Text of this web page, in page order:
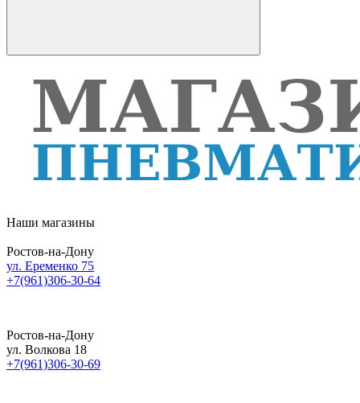
Наши магазины
Ростов-на-Дону
ул. Еременко 75
+7(961)306-30-64
Ростов-на-Дону
ул. Волкова 18
+7(961)306-30-69